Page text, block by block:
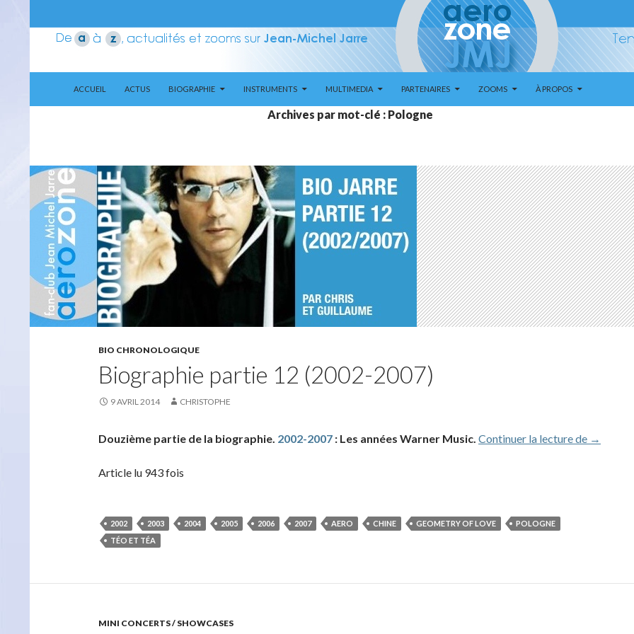
Aerozone JMJ
ACCUEIL
ACTUS BIOGRAPHIE INSTRUMENTS MULTIMEDIA PARTENAIRES ZOOMS À PROPOS
Archives par mot-clé : Pologne
BIO CHRONOLOGIQUE
Biographie partie 12 (2002-2007)
9 AVRIL 2014 CHRISTOPHE
Douzième partie de la biographie. 2002-2007 : Les années Warner Music. Continuer la lecture de →
Article lu 943 fois
2002 2003 2004 2005 2006 2007 AERO CHINE GEOMETRY OF LOVE
POLOGNE
TÉO ET TÉA
MINI CONCERTS / SHOWCASES